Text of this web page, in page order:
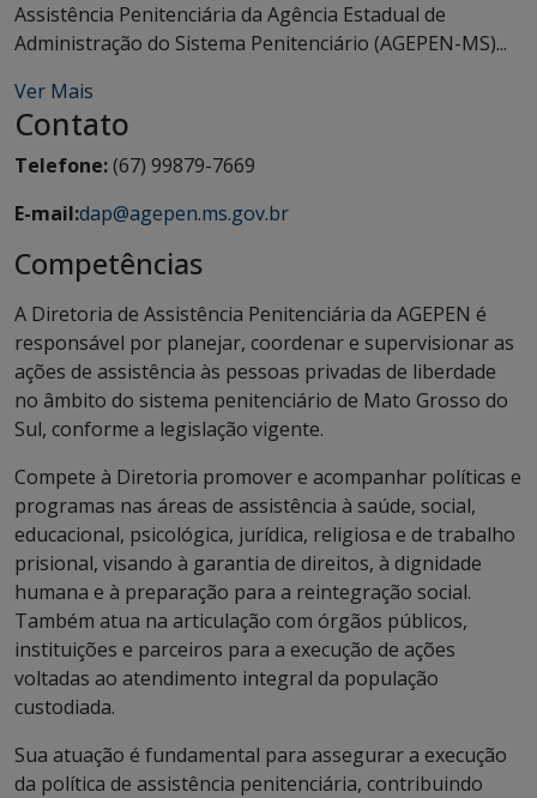
Assistência Penitenciária da Agência Estadual de
Administração do Sistema Penitenciário (AGEPEN-MS)...
Ver Mais
Contato
Telefone:(67) 99879-7669
E-mail:dap@agepen.ms.gov.br
Competências
A Diretoria de Assistência Penitenciária da AGEPEN é
responsável por planejar, coordenar e supervisionar as
ações de assistência às pessoas privadas de liberdade
no âmbito do sistema penitenciário de Mato Grosso do
Sul, conforme a legislação vigente.
Compete à Diretoria promover e acompanhar políticas e
programas nas áreas de assistência à saúde, social,
educacional, psicológica, jurídica, religiosa e de trabalho
prisional, visando à garantia de direitos, à dignidade
humana e à preparação para a reintegração social.
Também atua na articulação com órgãos públicos,
instituições e parceiros para a execução de ações
voltadas ao atendimento integral da população
custodiada.
Sua atuação é fundamental para assegurar a execução
da política de assistência penitenciária, contribuindo